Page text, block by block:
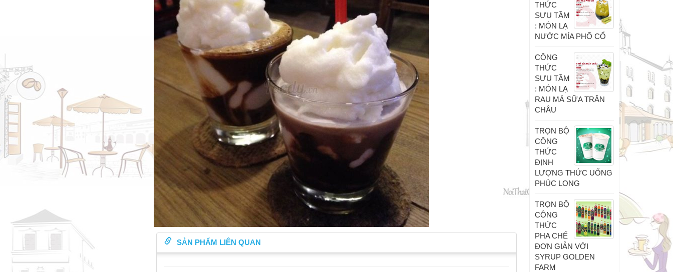
SẢN PHẨM LIÊN QUAN
THỨC
SƯU TẦM
: MÓN LẠ
NƯỚC MÍA PHỐ CỔ
CÔNG
THỨC
SƯU TẦM
: MÓN LẠ
RAU MÁ SỮA TRÂN
CHÂU
TRỌN BỘ
CÔNG
THỨC
ĐỊNH
LƯỢNG THỨC UỐNG
PHÚC LONG
TRỌN BỘ
CÔNG
THỨC
PHA CHẾ
ĐƠN GIẢN VỚI
SYRUP GOLDEN
FARM